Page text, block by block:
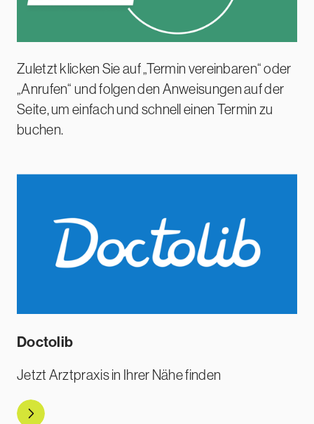
Zuletzt klicken Sie auf „Termin vereinbaren“ oder
„Anrufen“ und folgen den Anweisungen auf der
Seite, um einfach und schnell einen Termin zu
buchen.
Doctolib
Jetzt Arztpraxis in Ihrer Nähe finden